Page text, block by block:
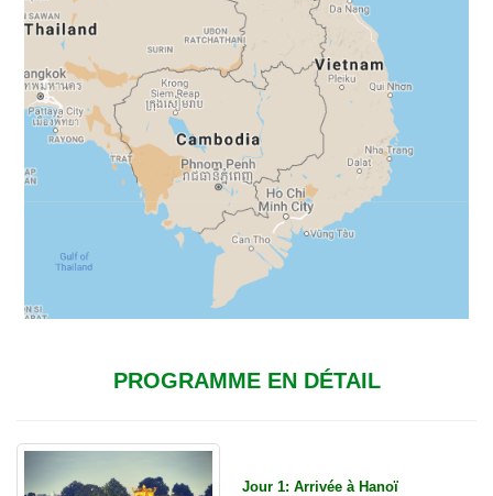
PROGRAMME EN DÉTAIL
Jour 1: Arrivée à Hanoï